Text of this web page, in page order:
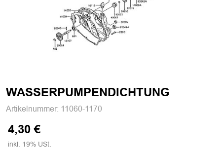
WASSERPUMPENDICHTUNG
Artikelnummer: 11060-1170
4,30 €
inkl. 19% USt.